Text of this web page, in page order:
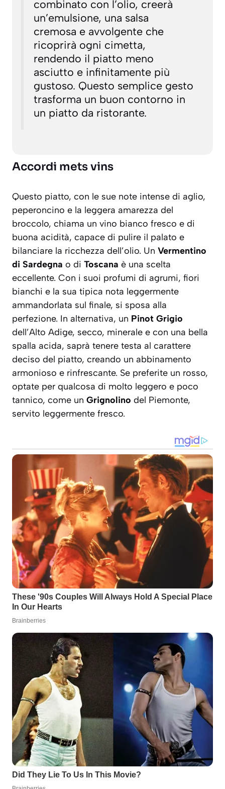
combinato con l’olio, creerà
un’emulsione, una salsa
cremosa e avvolgente che
ricoprirà ogni cimetta,
rendendo il piatto meno
asciutto e infinitamente più
gustoso. Questo semplice gesto
trasforma un buon contorno in
un piatto da ristorante.
Accordi mets vins
Questo piatto, con le sue note intense di aglio,
peperoncino e la leggera amarezza del
broccolo, chiama un vino bianco fresco e di
buona acidità, capace di pulire il palato e
bilanciare la ricchezza dell’olio. Un Vermentino
di Sardegna o di Toscana è una scelta
eccellente. Con i suoi profumi di agrumi, fiori
bianchi e la sua tipica nota leggermente
ammandorlata sul finale, si sposa alla
perfezione. In alternativa, un Pinot Grigio
dell’Alto Adige, secco, minerale e con una bella
spalla acida, saprà tenere testa al carattere
deciso del piatto, creando un abbinamento
armonioso e rinfrescante. Se preferite un rosso,
optate per qualcosa di molto leggero e poco
tannico, come un Grignolino del Piemonte,
servito leggermente fresco.